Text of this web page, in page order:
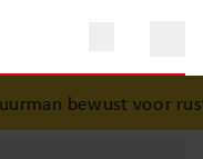
bewust voor